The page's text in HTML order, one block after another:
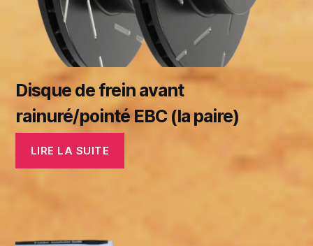
Disque de frein avant
rainuré/pointé EBC (la paire)
LIRE LA SUITE